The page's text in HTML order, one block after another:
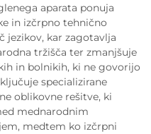
aparata ponuja
in izčrpno tehnično
jezikov, kar zagotavlja
tržišča ter zmanjšuje
in bolnikih, ki ne govorijo
specializirane
oblikovne rešitve, ki
mednarodnim
medtem ko izčrpni